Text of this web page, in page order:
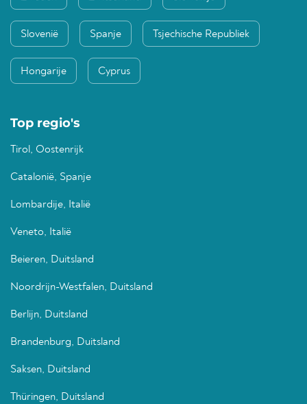
Slovenië Spanje Tsjechische Republiek
Hongarije Cyprus
Top regio's
Tirol, Oostenrijk
Catalonië, Spanje
Lombardije, Italië
Veneto, Italië
Beieren, Duitsland
Noordrijn-Westfalen, Duitsland
Berlijn, Duitsland
Brandenburg, Duitsland
Saksen, Duitsland
Thüringen, Duitsland